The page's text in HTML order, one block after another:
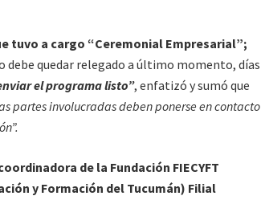
tuvo a cargo “Ceremonial Empresarial”;
debe quedar relegado a último momento, días
el programa listo”, enfatizó y sumó que
partes involucradas deben ponerse en contacto
de la Fundación FIECYFT
y Formación del Tucumán) Filial